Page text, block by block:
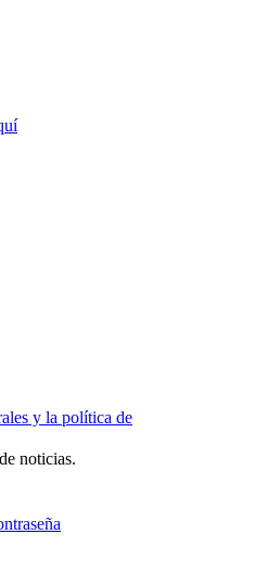
y la política de
noticias.